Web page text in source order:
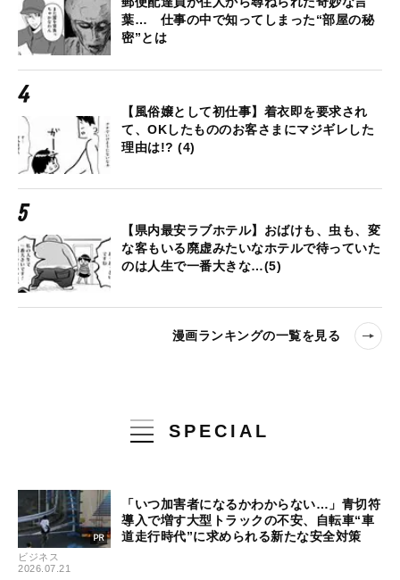
葉… 仕事の中で知ってしまった“部屋の秘
密”とは
【風俗嬢として初仕事】着衣即を要求され
て、OKしたもののお客さまにマジギレした
理由は!? (4)
【県内最安ラブホテル】おばけも、虫も、変
な客もいる廃虚みたいなホテルで待っていた
のは人生で一番大きな…(5)
漫画ランキングの一覧を見る
SPECIAL
ビジネス
2026.07.21
「いつ加害者になるかわからない…」青切符
導入で増す大型トラックの不安、自転車“車
道走行時代”に求められる新たな安全対策